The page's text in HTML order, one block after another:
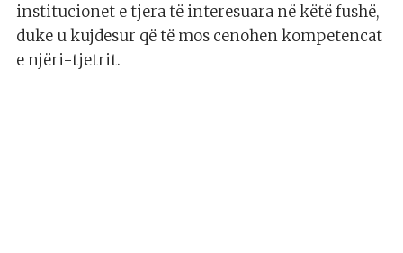
institucionet e tjera të interesuara në këtë fushë,
duke u kujdesur që të mos cenohen kompetencat
e njëri-tjetrit.